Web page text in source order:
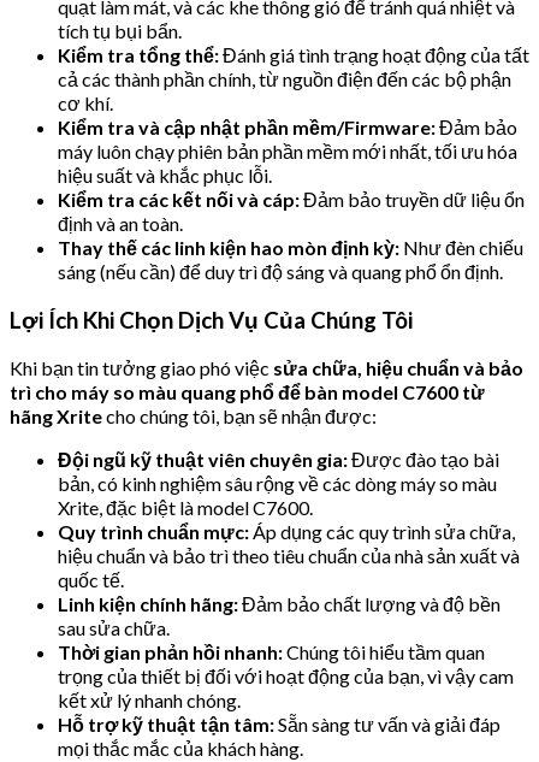
quạt làm mát, và các khe thông gió để tránh quá nhiệt và
tích tụ bụi bẩn.
Kiểm tra tổng thể:Đánh giá tình trạng hoạt động của tất
cả các thành phần chính, từ nguồn điện đến các bộ phận
cơ khí.
Kiểm tra và cập nhật phần mềm/Firmware:Đảm bảo
máy luôn chạy phiên bản phần mềm mới nhất, tối ưu hóa
hiệu suất và khắc phục lỗi.
Kiểm tra các kết nối và cáp:Đảm bảo truyền dữ liệu ổn
định và an toàn.
Thay thế các linh kiện hao mòn định kỳ: Như đèn chiếu
sáng (nếu cần) để duy trì độ sáng và quang phổ ổn định.
Lợi Ích Khi Chọn Dịch Vụ Của Chúng Tôi
Khi bạn tin tưởng giao phó việc sửa chữa, hiệu chuẩn và bảo
trì cho máy so màu quang phổ để bàn model C7600 từ
hãng Xritecho chúng tôi, bạn sẽ nhận được:
Đội ngũ kỹ thuật viên chuyên gia:Được đào tạo bài
bản, có kinh nghiệm sâu rộng về các dòng máy so màu
Xrite, đặc biệt là model C7600.
Quy trình chuẩn mực:Áp dụng các quy trình sửa chữa,
hiệu chuẩn và bảo trì theo tiêu chuẩn của nhà sản xuất và
quốc tế.
Linh kiện chính hãng:Đảm bảo chất lượng và độ bền
sau sửa chữa.
Thời gian phản hồi nhanh:Chúng tôi hiểu tầm quan
trọng của thiết bị đối với hoạt động của bạn, vì vậy cam
kết xử lý nhanh chóng.
Hỗ trợ kỹ thuật tận tâm:Sẵn sàng tư vấn và giải đáp
mọi thắc mắc của khách hàng.